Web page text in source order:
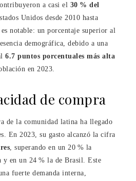
a casi el 30 % del
Unidos desde 2010 hasta
notable: un porcentaje superior al
demográfica, debido a una
6.7 puntos porcentuales más alta
en 2023.
de compra
de la comunidad latina ha llegado
En 2023, su gasto alcanzó la cifra
, superando en un 20 % la
en un 24 % la de Brasil. Este
fuerte demanda interna,